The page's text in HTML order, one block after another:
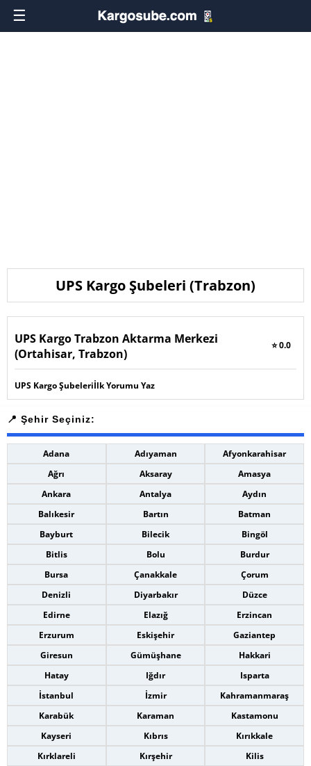
☰
UPS Kargo Şubeleri (Trabzon)
UPS Kargo Trabzon Aktarma Merkezi
(Ortahisar, Trabzon)
⭐ 0.0
UPS Kargo Şubeleriİlk Yorumu Yaz
Adana Adıyaman
Afyonkarahisar
Ağrı
Aksaray
Amasya
Ankara
Antalya
Aydın
Balıkesir
Bartın
Batman
Bayburt
Bilecik
Bingöl
Bitlis
Bolu
Burdur
Bursa
Çanakkale
Çorum
Denizli
Diyarbakır
Düzce
Edirne
Elazığ
Erzincan
Erzurum
Eskişehir
Gaziantep
Giresun
Gümüşhane
Hakkari
Hatay
Iğdır
Isparta
İstanbul
İzmir
Kahramanmaraş
Karabük
Karaman
Kastamonu
Kayseri
Kıbrıs
Kırıkkale
Kırklareli
Kırşehir
Kilis